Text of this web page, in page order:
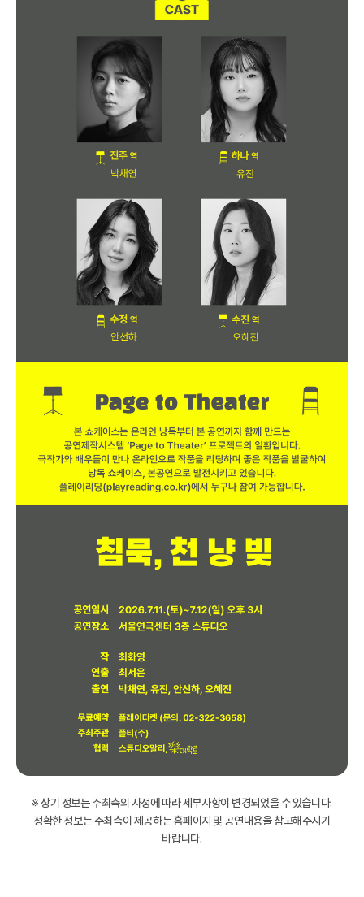
※ 상기 정보는 주최측의 사정에 따라 세부사항이 변경되었을 수 있습니다.
정확한 정보는 주최측이 제공하는 홈페이지 및 공연내용을 참고해주시기
바랍니다.